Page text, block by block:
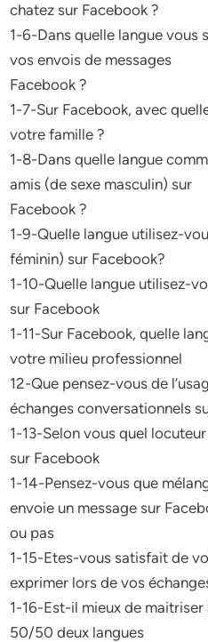
chatez sur Facebook ?
1-6-Dans quelle langue vous
vos envois de messages
Facebook ?
1-7-Sur Facebook, avec
votre famille ?
1-8-Dans quelle langue
amis (de sexe masculin) sur
Facebook ?
1-9-Quelle langue utilisez-
féminin) sur Facebook?
1-10-Quelle langue utilisez-
sur Facebook
1-11-Sur Facebook, quelle
votre milieu professionnel
12-Que pensez-vous de
échanges conversationnels
1-13-Selon vous quel
sur Facebook
1-14-Pensez-vous que
envoie un message sur
ou pas
1-15-Etes-vous satisfait de
exprimer lors de vos
1-16-Est-il mieux de maitriser
50/50 deux langues